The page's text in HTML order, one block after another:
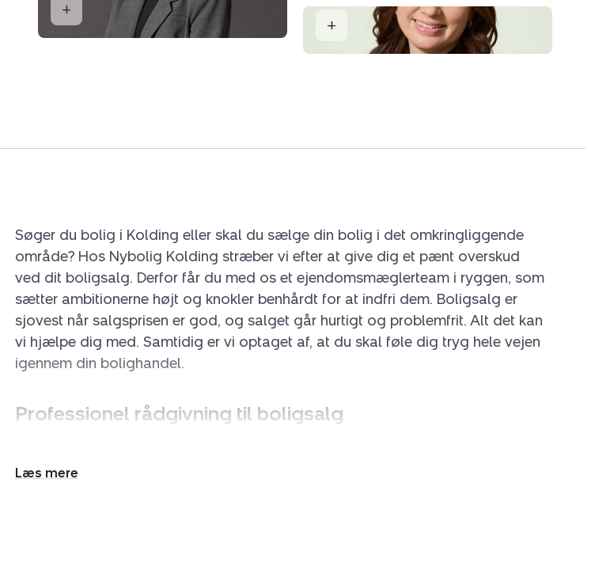
Freja Biering Schmidt
Markedsføringsansvarlig og SoMe-ansvarlig
Cathrine Michulec Nørup
Vurderingskonsulent for Totalkredit
Søger du bolig i Kolding eller skal du sælge din bolig i det omkringliggende
område? Hos Nybolig Kolding stræber vi efter at give dig et pænt overskud
ved dit boligsalg. Derfor får du med os et ejendomsmæglerteam i ryggen, som
sætter ambitionerne højt og knokler benhårdt for at indfri dem. Boligsalg er
sjovest når salgsprisen er god, og salget går hurtigt og problemfrit. Alt det kan
vi hjælpe dig med. Samtidig er vi optaget af, at du skal føle dig tryg hele vejen
igennem din bolighandel.
Professionel rådgivning til boligsalg
optaget af at hjælpe dig trygt igennem hele processen. Selve processen ved